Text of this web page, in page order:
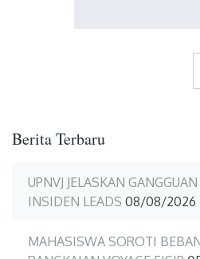
Berita Terbaru
UPNVJ JELASKAN
INSIDEN LEADS 08/08/2026
MAHASISWA SOROTI